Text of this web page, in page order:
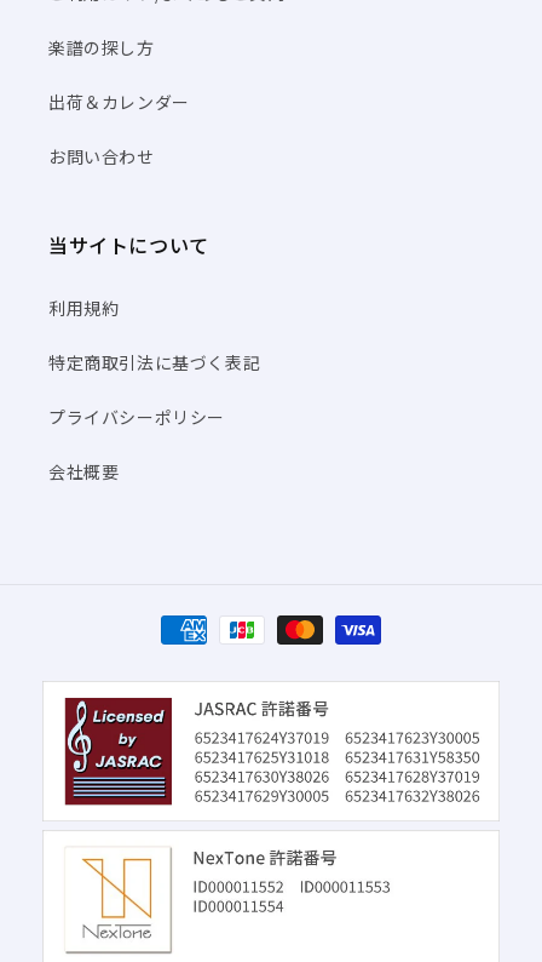
楽譜の探し方
出荷＆カレンダー
お問い合わせ
当サイトについて
利用規約
特定商取引法に基づく表記
プライバシーポリシー
会社概要
決
済
方
法